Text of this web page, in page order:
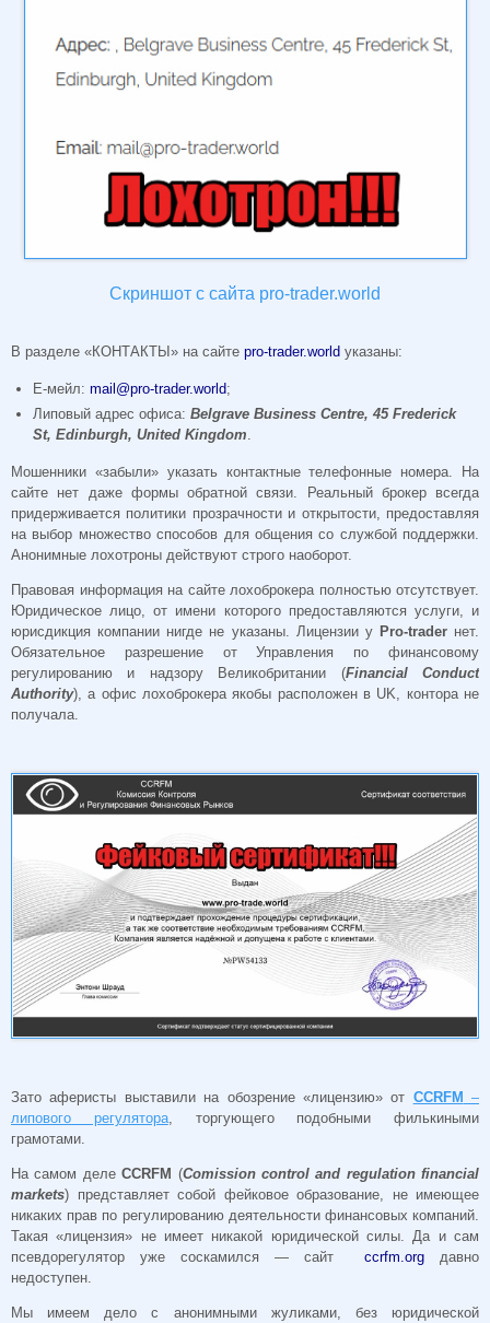
Скриншот с сайта pro-trader.world
В разделе «КОНТАКТЫ» на сайте pro-trader.world указаны:
Е-мейл: mail@pro-trader.world;
Липовый адрес офиса:Belgrave Business Centre, 45 Frederick
St, Edinburgh, United Kingdom.
Мошенники «забыли» указать контактные телефонные номера. На
сайте нет даже формы обратной связи. Реальный брокер всегда
придерживается политики прозрачности и открытости, предоставляя
на выбор множество способов для общения со службой поддержки.
Анонимные лохотроны действуют строго наоборот.
Правовая информация на сайте лохоброкера полностью отсутствует.
Юридическое лицо, от имени которого предоставляются услуги, и
юрисдикция компании нигде не указаны. Лицензии у Pro-traderнет.
Обязательное разрешение от Управления по финансовому
регулированию и надзору Великобритании (Financial Conduct
Authority), а офис лохоброкера якобы расположен в UK, контора не
получала.
Зато аферисты выставили на обозрение «лицензию» от CCRFM –
липового регулятора, торгующего подобными филькиными
грамотами.
На самом делеCCRFM (Comission control and regulation financial
markets) представляет собой фейковое образование, не имеющее
никаких прав по регулированию деятельности финансовых компаний.
Такая «лицензия» не имеет никакой юридической силы. Да и сам
псевдорегулятор уже соскамился — сайт ccrfm.org давно
недоступен.
Мы имеем дело с анонимными жуликами, без юридической